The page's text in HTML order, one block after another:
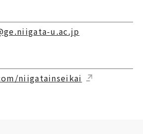
u.ac.jp
niigatainseikai